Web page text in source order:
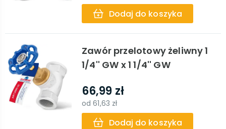
Dodaj do koszyka
Zawór przelotowy żeliwny 1
1/4'' GW x 1 1/4'' GW
66,99 zł
od61,63 zł
Dodaj do koszyka